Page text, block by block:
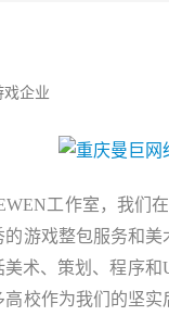
戏企业
工作室，我们
的游戏整包服务和
术、策划、程序和
高校作为我们的坚